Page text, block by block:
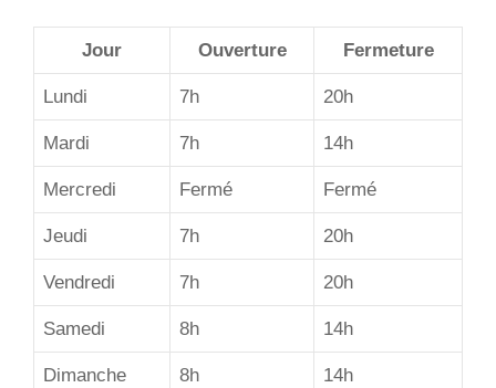
Jour Ouverture Fermeture
Lundi 7h 20h
Mardi 7h 14h
Mercredi Fermé Fermé
Jeudi 7h 20h
Vendredi 7h 20h
Samedi 8h 14h
Dimanche 8h 14h